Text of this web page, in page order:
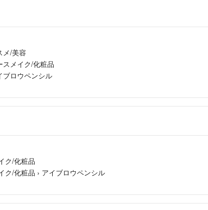
メ/美容
スメイク/化粧品
ブロウペンシル
ク/化粧品
ク/化粧品 › アイブロウペンシル